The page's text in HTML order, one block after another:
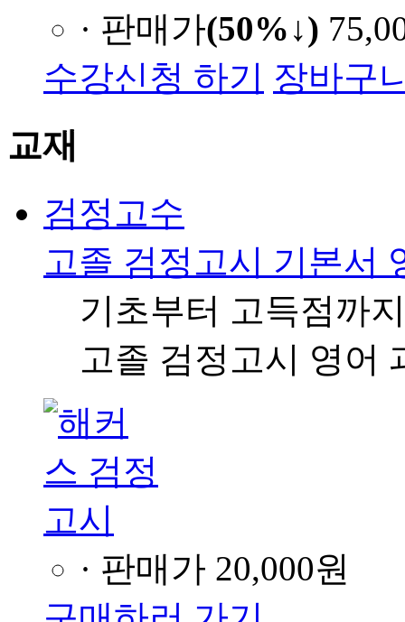
· 판매가(50%↓)
수강신청 하기 장바구
교재
검정고수
고졸 검정고시 기본서
기초부터 고득점까
고졸 검정고시 영어
· 판매가 20,000원